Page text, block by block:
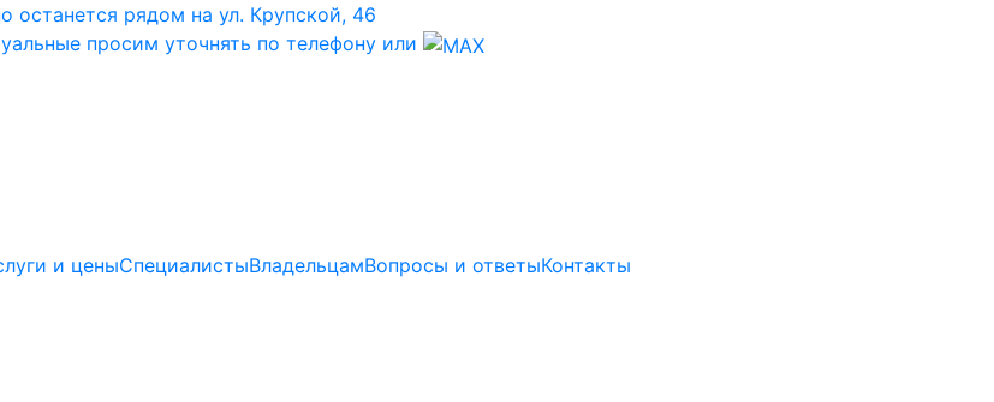
останется рядом на ул. Крупской, 46
просим уточнять по телефону или
и ценыСпециалистыВладельцамВопросы и ответыКонтакты